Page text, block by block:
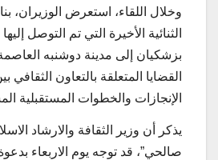
وخلال اللقاء، استعرض الوزيران،
الثنائية الأخيرة التي تم التوصل
بزشكيان إلى مدينة دوشنبه
القضايا المتعلقة بالتعاون الثقافي
الإنجازات والخطوات المستقبلية
یذکر أن وزير الثقافة والارشاد
صالحي”، قد توجه يوم الاربعاء